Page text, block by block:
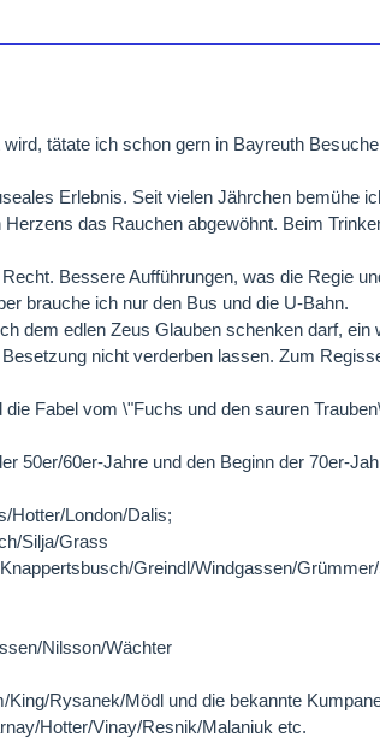
tätate ich schon gern in Bayreuth
Erlebnis. Seit vielen Jährchen bemühe
das Rauchen abgewöhnt. Beim
Bessere Aufführungen, was die Regie
brauche ich nur den Bus und die U-Bahn.
dem edlen Zeus Glauben schenken darf,
nicht verderben lassen. Zum
Fabel vom \"Fuchs und den sauren
50er/60er-Jahre und den Beginn der 70er-
Hotter/London/Dalis;
Silja/Grass
Greindl/Windgassen/
Nilsson/Wächter
Rysanek/Mödl und die bekannte
Hotter/Vinay/Resnik/Malaniuk etc.